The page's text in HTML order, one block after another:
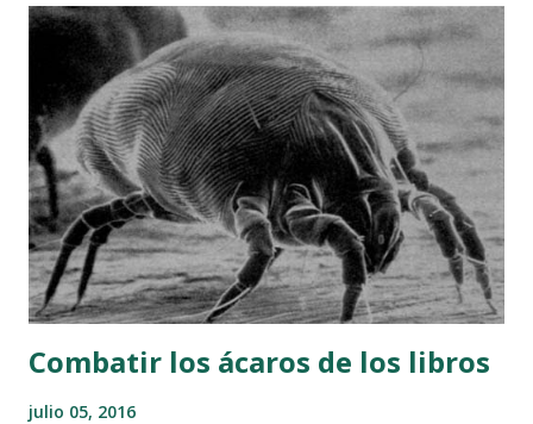
c
n
c
o
m
e
n
t
a
iCombatir los ácaros de los libros
julio 05, 2016